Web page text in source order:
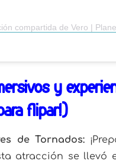
y
flipar!)
de Tornados:
atracción se llevó